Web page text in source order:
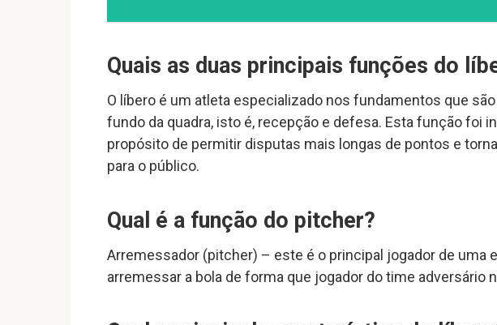
Quais as duas principais funções do
O líbero é um atleta especializado nos fundamentos que
fundo da quadra, isto é, recepção e defesa. Esta função foi
propósito de permitir disputas mais longas de pontos e
para o público.
Qual é a função do pitcher?
Arremessador (pitcher) – este é o principal jogador de uma
arremessar a bola de forma que jogador do time adversário